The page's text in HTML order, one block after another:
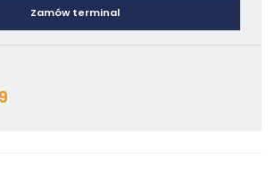
Zamów terminal